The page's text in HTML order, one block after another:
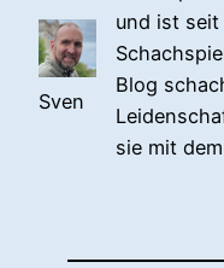
Sven
und ist
Blog
sie mit